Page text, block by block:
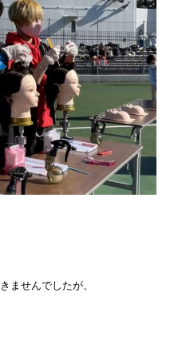
ませんでしたが、